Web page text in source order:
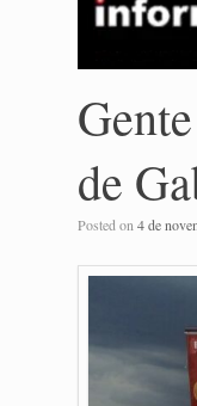
de
Posted on4 de